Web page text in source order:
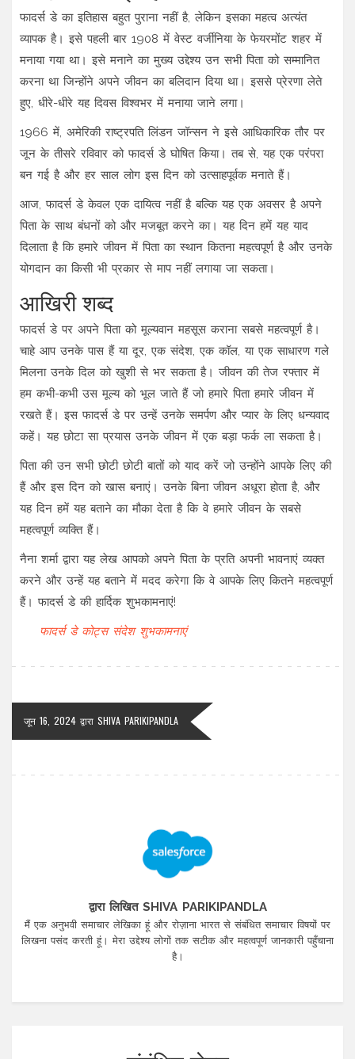
फादर्स डे का इतिहास बहुत पुराना नहीं है, लेकिन इसका महत्व अत्यंत
व्यापक है। इसे पहली बार 1908 में वेस्ट वर्जीनिया के फेयरमोंट शहर में
मनाया गया था। इसे मनाने का मुख्य उद्देश्य उन सभी पिता को सम्मानित
करना था जिन्होंने अपने जीवन का बलिदान दिया था। इससे प्रेरणा लेते
हुए, धीरे-धीरे यह दिवस विश्वभर में मनाया जाने लगा।
1966 में, अमेरिकी राष्ट्रपति लिंडन जॉन्सन ने इसे आधिकारिक तौर पर
जून के तीसरे रविवार को फादर्स डे घोषित किया। तब से, यह एक परंपरा
बन गई है और हर साल लोग इस दिन को उत्साहपूर्वक मनाते हैं।
आज, फादर्स डे केवल एक दायित्व नहीं है बल्कि यह एक अवसर है अपने
पिता के साथ बंधनों को और मजबूत करने का। यह दिन हमें यह याद
दिलाता है कि हमारे जीवन में पिता का स्थान कितना महत्वपूर्ण है और उनके
योगदान का किसी भी प्रकार से माप नहीं लगाया जा सकता।
आखिरी शब्द
फादर्स डे पर अपने पिता को मूल्यवान महसूस कराना सबसे महत्वपूर्ण है।
चाहे आप उनके पास हैं या दूर, एक संदेश, एक कॉल, या एक साधारण गले
मिलना उनके दिल को खुशी से भर सकता है। जीवन की तेज रफ्तार में
हम कभी-कभी उस मूल्य को भूल जाते हैं जो हमारे पिता हमारे जीवन में
रखते हैं। इस फादर्स डे पर उन्हें उनके समर्पण और प्यार के लिए धन्यवाद
कहें। यह छोटा सा प्रयास उनके जीवन में एक बड़ा फर्क ला सकता है।
पिता की उन सभी छोटी छोटी बातों को याद करें जो उन्होंने आपके लिए की
हैं और इस दिन को खास बनाएं। उनके बिना जीवन अधूरा होता है, और
यह दिन हमें यह बताने का मौका देता है कि वे हमारे जीवन के सबसे
महत्वपूर्ण व्यक्ति हैं।
नैना शर्मा द्वारा यह लेख आपको अपने पिता के प्रति अपनी भावनाएं व्यक्त
करने और उन्हें यह बताने में मदद करेगा कि वे आपके लिए कितने महत्वपूर्ण
हैं। फादर्स डे की हार्दिक शुभकामनाएं!
फादर्स डे कोट्स संदेश शुभकामनाएं
जून 16, 2024 द्वारा SHIVA PARIKIPANDLA
द्वारा लिखित SHIVA PARIKIPANDLA
मैं एक अनुभवी समाचार लेखिका हूं और रोज़ाना भारत से संबंधित समाचार विषयों पर
लिखना पसंद करती हूं। मेरा उद्देश्य लोगों तक सटीक और महत्वपूर्ण जानकारी पहुँचाना
है।